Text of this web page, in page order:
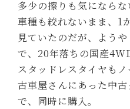
多少の擦りも気にならな
車種も絞れないまま、1
見ていたのだが、よう
で、20年落ちの国産
スタッドレスタイヤも
古車屋さんにあった中
で、同時に購入。